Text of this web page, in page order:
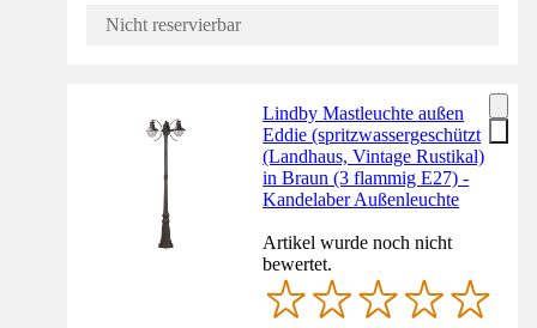
Nicht reservierbar
Lindby Mastleuchte außen
Eddie (spritzwassergeschützt
(Landhaus, Vintage Rustikal)
in Braun (3 flammig E27) -
Kandelaber Außenleuchte
Artikel wurde noch nicht
bewertet.